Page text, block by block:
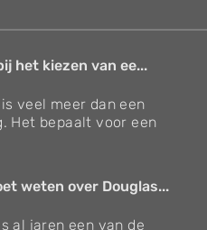
het kiezen van ee...
veel meer dan een
Het bepaalt voor een
weten over Douglas...
al jaren een van de